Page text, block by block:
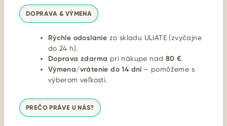
DOPRAVA & VÝMENA
Rýchle odoslanie zo skladu ULIATE (zvyčajne
do 24 h).
Doprava zdarma pri nákupe nad 80 €.
Výmena/vrátenie do 14 dní– pomôžeme s
výberom veľkosti.
PREČO PRÁVE U NÁS?